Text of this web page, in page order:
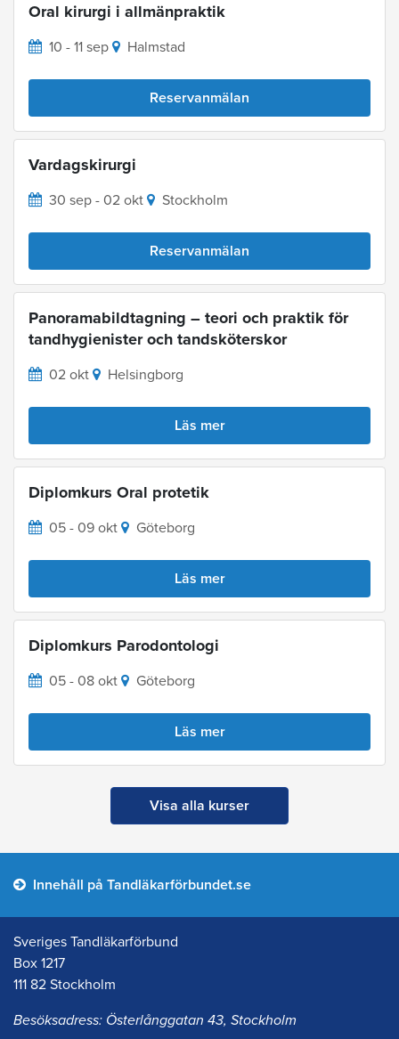
Oral kirurgi i allmänpraktik
10 - 11 sep Halmstad
Reservanmälan
Vardagskirurgi
30 sep - 02 okt Stockholm
Reservanmälan
Panoramabildtagning – teori och praktik för
tandhygienister och tandsköterskor
02 okt Helsingborg
Läs mer
Diplomkurs Oral protetik
05 - 09 okt Göteborg
Läs mer
Diplomkurs Parodontologi
05 - 08 okt Göteborg
Läs mer
Visa alla kurser
Innehåll på Tandläkarförbundet.se
Sveriges Tandläkarförbund
Box 1217
111 82 Stockholm
Besöksadress: Österlånggatan 43, Stockholm